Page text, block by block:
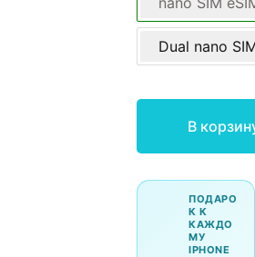
Dual nano
В
ПОДАРО
К К
КАЖДО
МУ
IPHONE